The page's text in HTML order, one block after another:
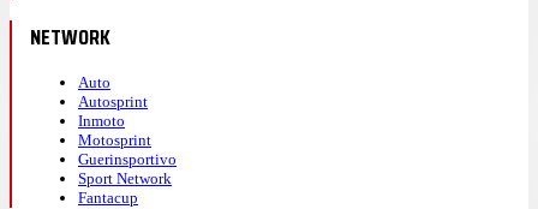
NETWORK
Auto
Autosprint
Inmoto
Motosprint
Guerinsportivo
Sport Network
Fantacup